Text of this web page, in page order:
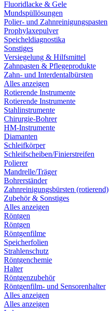
Fluoridlacke & Gele
Mundspüllösungen
Polier- und Zahnreinigungspasten
Prophylaxepulver
Speicheldiagnostika
Sonstiges
Versiegelung & Hilfsmittel
Zahnpasten & Pflegeprodukte
Zahn- und Interdentalbürsten
Alles anzeigen
Rotierende Instrumente
Rotierende Instrumente
Stahlinstrumente
Chirurgie-Bohrer
HM-Instrumente
Diamanten
Schleifkörper
Schleifscheiben/Finierstreifen
Polierer
Mandrelle/Träger
Bohrerständer
Zahnreinigungsbürsten (rotierend)
Zubehör & Sonstiges
Alles anzeigen
Röntgen
Röntgen
Röntgenfilme
Speicherfolien
Strahlenschutz
Röntgenchemie
Halter
Röntgenzubehör
Röntgenfilm- und Sensorenhalter
Alles anzeigen
Alles anzeigen